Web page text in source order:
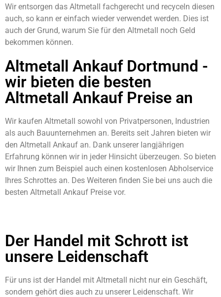
Wir entsorgen das Altmetall fachgerecht und recyceln diesen
auch, so kann er einfach wieder verwendet werden. Dies ist
auch der Grund, warum Sie für den Altmetall noch Geld
bekommen können.
Altmetall Ankauf Dortmund -
wir bieten die besten
Altmetall Ankauf Preise an
Wir kaufen Altmetall sowohl von Privatpersonen, Industrien
als auch Bauunternehmen an. Bereits seit Jahren bieten wir
den Altmetall Ankauf an. Dank unserer langjährigen
Erfahrung können wir in jeder Hinsicht überzeugen. So bieten
wir Ihnen zum Beispiel auch einen kostenlosen Abholservice
Ihres Schrottes an. Des Weiteren finden Sie bei uns auch die
besten Altmetall Ankauf Preise vor.
Der Handel mit Schrott ist
unsere Leidenschaft
Für uns ist der Handel mit Altmetall nicht nur ein Geschäft,
sondern gehört dies auch zu unserer Leidenschaft. Wir